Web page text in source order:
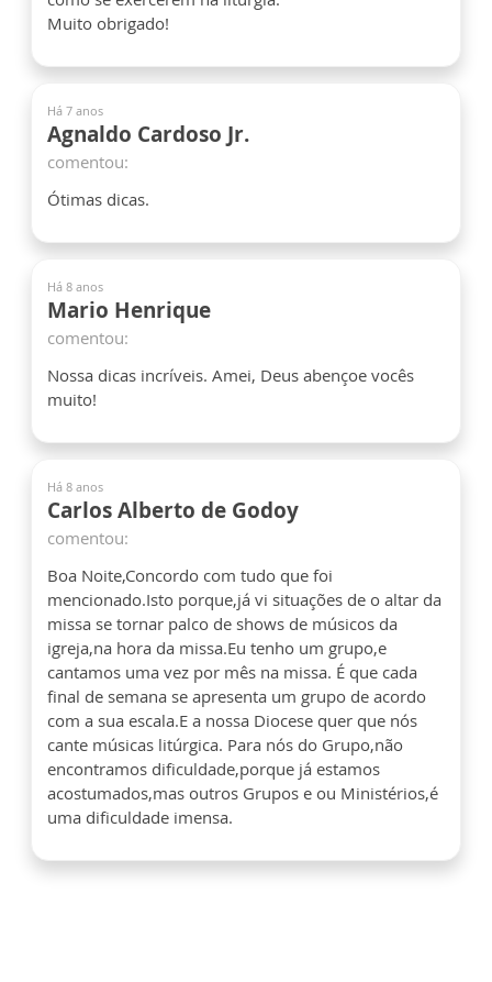
Muito obrigado!
Há 7 anos
Agnaldo Cardoso Jr.
comentou:
Ótimas dicas.
Há 8 anos
Mario Henrique
comentou:
Nossa dicas incríveis. Amei, Deus abençoe vocês
muito!
Há 8 anos
Carlos Alberto de Godoy
comentou:
Boa Noite,Concordo com tudo que foi
mencionado.Isto porque,já vi situações de o altar da
missa se tornar palco de shows de músicos da
igreja,na hora da missa.Eu tenho um grupo,e
cantamos uma vez por mês na missa. É que cada
final de semana se apresenta um grupo de acordo
com a sua escala.E a nossa Diocese quer que nós
cante músicas litúrgica. Para nós do Grupo,não
encontramos dificuldade,porque já estamos
acostumados,mas outros Grupos e ou Ministérios,é
uma dificuldade imensa.